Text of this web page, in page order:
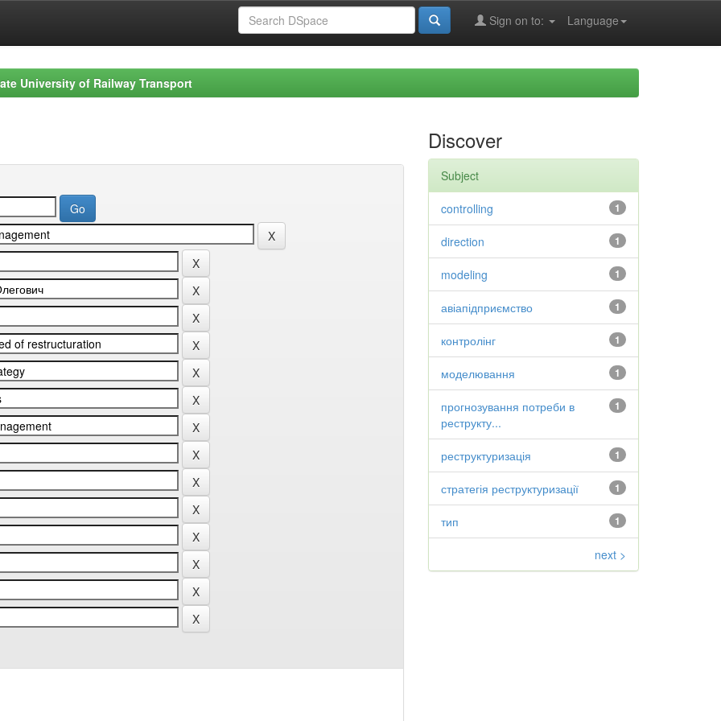
Language
Sign on to:
University of Railway Transport
Discover
Subject
1
controlling
1
direction
1
modeling
1
авіапідприємство
1
контролінг
1
моделювання
1
прогнозування потреби в
реструкту...
1
реструктуризація
1
стратегія реструктуризації
1
тип
next >